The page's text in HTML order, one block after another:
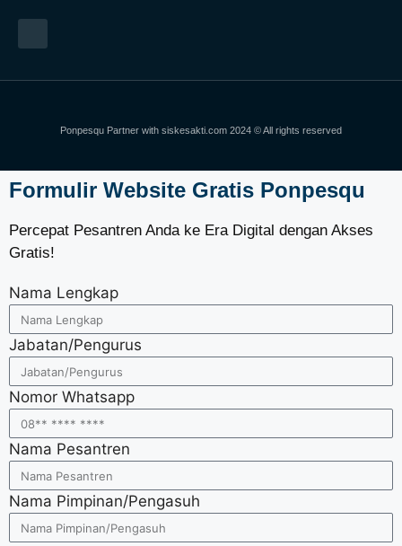
Ponpesqu Partner with siskesakti.com 2024 © All rights reserved
Formulir Website Gratis Ponpesqu
Percepat Pesantren Anda ke Era Digital dengan Akses
Gratis!
Nama Lengkap
Jabatan/Pengurus
Nomor Whatsapp
Nama Pesantren
Nama Pimpinan/Pengasuh